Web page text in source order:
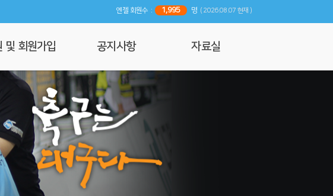
엔젤 회원수 : 1,995 명 ( 2026.08.07 현재 )
및 회원가입
회원가입
회원명부
이 달의 엔젤
공지사항
공지사항
행사일정
자료실